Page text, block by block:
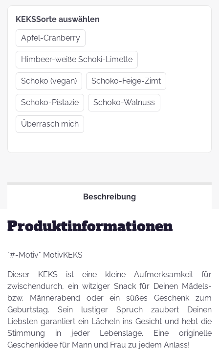
KEKSSorte auswählen
Apfel-Cranberry
Himbeer-weiße Schoki-Limette
Schoko (vegan) Schoko-Feige-Zimt
Schoko-Pistazie Schoko-Walnuss
Überrasch mich
Beschreibung
Produktinformationen
"#-Motiv" MotivKEKS
Dieser KEKS ist eine kleine Aufmerksamkeit für
zwischendurch, ein witziger Snack für Deinen Mädels-
bzw. Männerabend oder ein süßes Geschenk zum
Geburtstag. Sein lustiger Spruch zaubert Deinen
Liebsten garantiert ein Lächeln ins Gesicht und hebt die
Stimmung in jeder Lebenslage. Eine originelle
Geschenkidee für Mann und Frau zu jedem Anlass!